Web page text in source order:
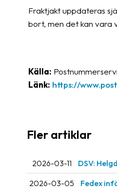
Fraktjakt uppdateras
bort, men det kan vara
Källa:
Länk: https://
Fler artiklar
2026-03-11 DSV:
2026-03-05 Fedex